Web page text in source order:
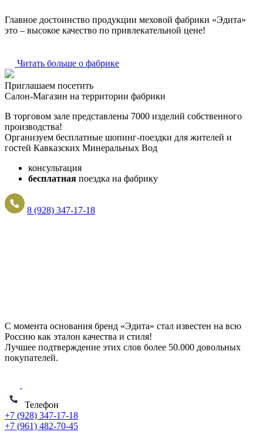
Главное достоинство продукции меховой фабрики «Эдита»
это – высокое качество по привлекательной цене!
Читать больше о фабрике
Приглашаем посетить
Салон-Магазин на территории фабрики
В торговом зале представлены 7000 изделий собственного
производства!
Организуем бесплатные шопинг-поездки для жителей и
гостей Кавказских Минеральных Вод
консультация
бесплатная поездка на фабрику
8 (928) 347-17-18
С момента основания бренд «Эдита» стал известен на всю
Россию как эталон качества и стиля!
Лучшее подтверждение этих слов более 50.000 довольных
покупателей.
Телефон
+7 (928) 347-17-18
+7 (961) 482-70-45